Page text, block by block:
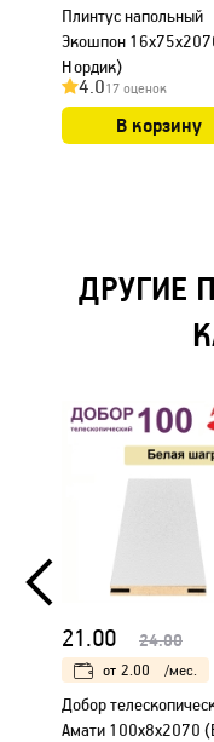
Плинтус напольный
Экошпон
Нордик)
4.017 оценок
В корзину
ДРУГИЕ
21.00 24.00
от 2.00 /мес.
Добор
Амати 100х8х2070